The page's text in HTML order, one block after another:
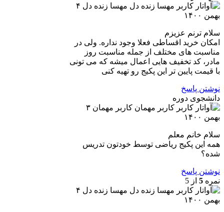
مهسا زنده دل ۴
بهمن ۱۴۰۰
سلام ترنم عزیزم
امکان خرید اقساطی فعلا وجود نداره. ولی در
مناسبت های مختلف از جمله مناسبت روز
مادر، کد تخفیف هایی اعمال میشه که می تونی
با قیمت پایین تر این پکیج رو تهیه کنی
نوشتن پاسخ
دانشجوی دوره
کاربر مهمان ۳
بهمن ۱۴۰۰
سلام خانم معلم
همه این پکیج ریاضی توسط خودتون تدریس
شده؟
نوشتن پاسخ
نمره 5 از 5
مهسا زنده دل ۴
بهمن ۱۴۰۰